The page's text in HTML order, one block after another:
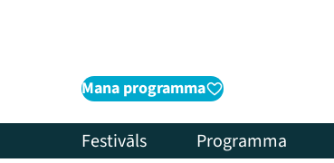
Mana programma
Festivāls Programma